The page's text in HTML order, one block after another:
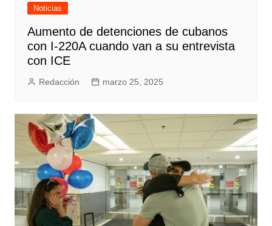
Noticias
Aumento de detenciones de cubanos
con I-220A cuando van a su entrevista
con ICE
Redacción marzo 25, 2025